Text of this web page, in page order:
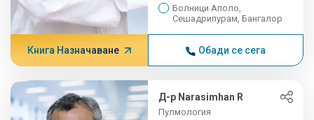
Болници Аполо,
Сешадрипурам, Бангалор
Книга Назначаване Обади се сега
Д-р Narasimhan R
Пулмология